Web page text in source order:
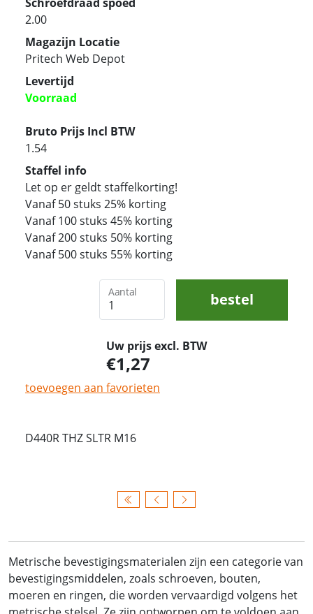
2.00
Magazijn Locatie
Pritech Web Depot
Levertijd
Voorraad
Bruto Prijs Incl BTW
1.54
Staffel info
Let op er geldt staffelkorting!
Vanaf 50 stuks 25% korting
Vanaf 100 stuks 45% korting
Vanaf 200 stuks 50% korting
Vanaf 500 stuks 55% korting
Aantal bestel
Uw prijs excl. BTW
1,27
toevoegen aan favorieten
D440R THZ SLTR M16
Metrische bevestigingsmaterialen zijn een categorie van
bevestigingsmiddelen, zoals schroeven, bouten,
moeren en ringen, die worden vervaardigd volgens het